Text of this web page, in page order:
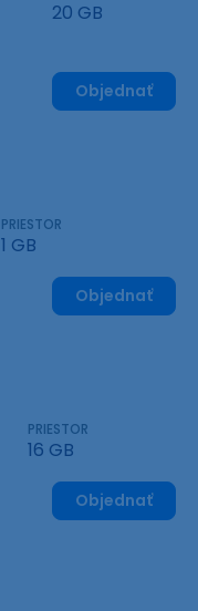
20 GB
Objednať
PRIESTOR
1 GB
Objednať
PRIESTOR
16 GB
Objednať